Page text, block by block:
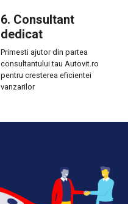
6. Consultant
dedicat
Primesti ajutor din partea
consultantului tau Autovit.ro
pentru cresterea eficientei
vanzarilor